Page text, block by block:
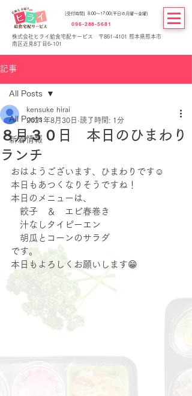
[受付時間] 8:00～17:00(平日の月曜～金曜)
096-288-5681
株式会社ヒライ給食宅配サービス 〒861-4101 熊本県熊本市
南区近見8丁目6-101
記事
All Posts
新着情報
All Posts
８月３０日 本日のひまわり
ランチ
kensuke hirai
2021年8月30日 読了時間: 1分
おはようございます、ひまわりです☺
本日もあつくなりそうですね！
本日のメニューは、
餃子　＆　エビ春巻き
汁なしタイピーエン
胡瓜とコーンのサラダ
です。
本日もよろしくお願いします😁